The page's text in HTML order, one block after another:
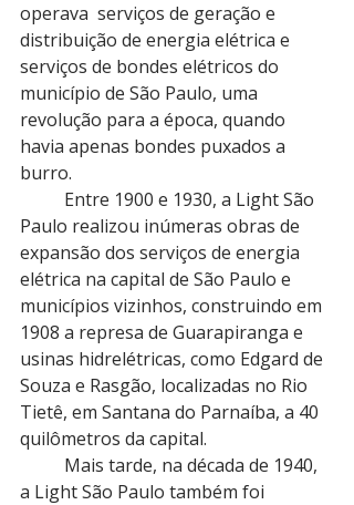
operava  serviços de geração e
distribuição de energia elétrica e
serviços de bondes elétricos do
município de São Paulo, uma
revolução para a época, quando
havia apenas bondes puxados a
burro.
Entre 1900 e 1930, a Light São
Paulo realizou inúmeras obras de
expansão dos serviços de energia
elétrica na capital de São Paulo e
municípios vizinhos, construindo em
1908 a represa de Guarapiranga e
usinas hidrelétricas, como Edgard de
Souza e Rasgão, localizadas no Rio
Tietê, em Santana do Parnaíba, a 40
quilômetros da capital.
Mais tarde, na década de 1940,
a Light São Paulo também foi